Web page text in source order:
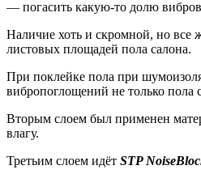
— погасить какую-то долю
Наличие хоть и скромной, но все
листовых площадей пола салона.
При поклейке пола при
вибропоглощений не только пола
Вторым слоем был применен
влагу.
Третьим слоем идёт STP